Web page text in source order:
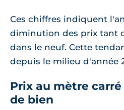
Ces chiffres indiquent
diminution des prix tant
dans le neuf. Cette
depuis le milieu d'année
Prix au mètre
de bien